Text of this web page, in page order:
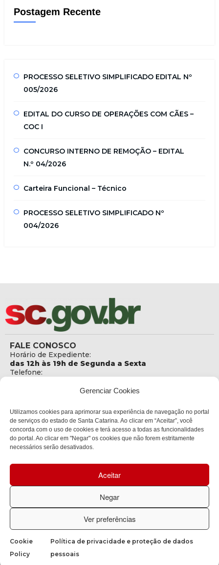
Gerenciar Cookies
Utilizamos cookies para aprimorar sua experiência de navegação no portal
de serviços do estado de Santa Catarina. Ao clicar em “Aceitar”, você
concorda com o uso de cookies e terá acesso a todas as funcionalidades
do portal. Ao clicar em "Negar" os cookies que não forem estritamente
necessários serão desativados.
Aceitar
Negar
Ver preferências
Cookie
Policy
Política de privacidade e proteção de dados
pessoais
Postagem Recente
PROCESSO SELETIVO SIMPLIFICADO EDITAL Nº
005/2026
EDITAL DO CURSO DE OPERAÇÕES COM CÃES –
COC I
CONCURSO INTERNO DE REMOÇÃO – EDITAL
N.º 04/2026
Carteira Funcional – Técnico
PROCESSO SELETIVO SIMPLIFICADO Nº
004/2026
FALE CONOSCO
Horário de Expediente:
das 12h às 19h de Segunda a Sexta
Telefone:
Telefone da Ouvidoria:
0800-6448500
ENDEREÇO
SEJURI - Secretaria de Estado de Justiça e Reintegração
Rua Fúlvio Aducci, 1214 - Loja 06
Estreito - Florianópolis - SC
88075-000
Política de privacidade
Copyright © 2023 Todos os Direitos Reservados SC - Governo de
Santa Catarina |